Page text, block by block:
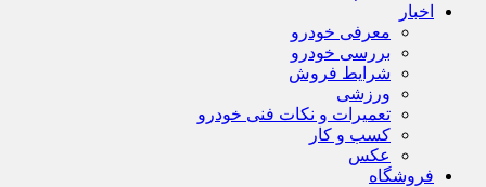
اخبار
معرفی خودرو
بررسی خودرو
شرایط فروش
ورزشی
تعمیرات و نکات فنی خودرو
کسب و کار
عکس
فروشگاه